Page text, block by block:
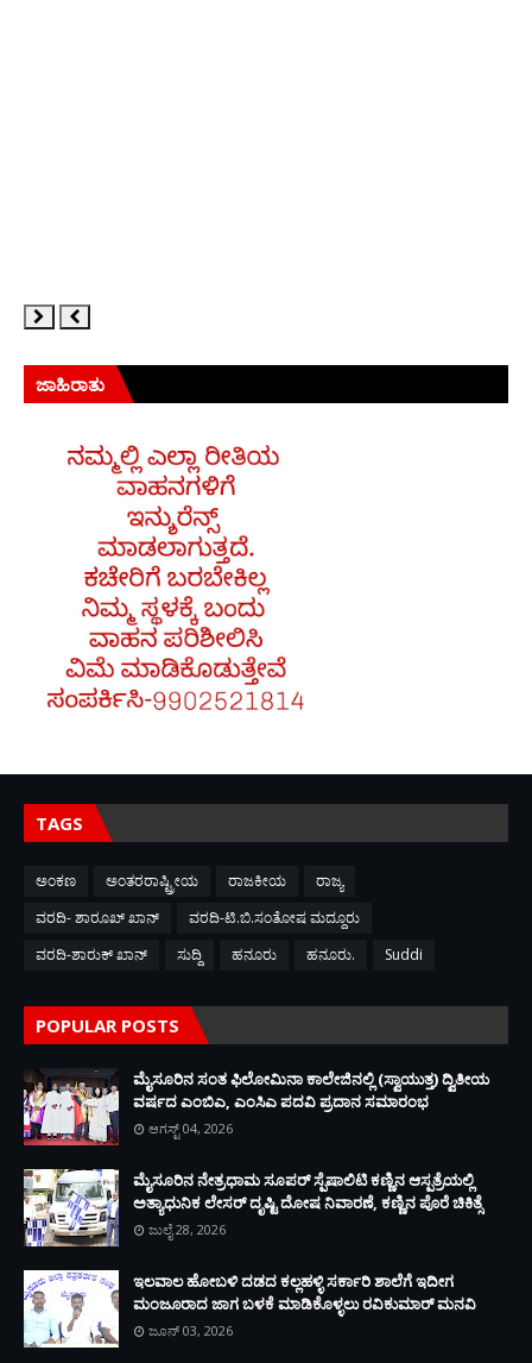
ಜಾಹಿರಾತು
TAGS
ಅಂಕಣ ಅಂತರರಾಷ್ಟ್ರೀಯ ರಾಜಕೀಯ
ರಾಜ್ಯ
ವರದಿ- ಶಾರೂಖ್ ಖಾನ್
ವರದಿ-ಟಿ.ಬಿ.ಸಂತೋಷ ಮದ್ದೂರು
ವರದಿ-ಶಾರುಕ್ ಖಾನ್
ಸುದ್ದಿ ಹನೂರು ಹನೂರು. Suddi
POPULAR POSTS
ಮೈಸೂರಿನ ಸಂತ ಫಿಲೋಮಿನಾ ಕಾಲೇಜಿನಲ್ಲಿ (ಸ್ವಾಯುತ್ತ) ದ್ವಿತೀಯ
ವರ್ಷದ ಎಂಬಿಎ, ಎಂಸಿಎ ಪದವಿ ಪ್ರದಾನ ಸಮಾರಂಭ
ಆಗಸ್ಟ್ 04, 2026
ಮೈಸೂರಿನ ನೇತ್ರಧಾಮ ಸೂಪರ್ ಸ್ಪೆಷಾಲಿಟಿ ಕಣ್ಣಿನ ಆಸ್ಪತ್ರೆಯಲ್ಲಿ
ಅತ್ಯಾಧುನಿಕ ಲೇಸರ್ ದೃಷ್ಟಿ ದೋಷ ನಿವಾರಣೆ, ಕಣ್ಣಿನ ಪೊರೆ ಚಿಕಿತ್ಸೆ
ಜುಲೈ 28, 2026
ಇಲವಾಲ ಹೋಬಳಿ ದಡದ ಕಲ್ಲಹಳ್ಳಿ ಸರ್ಕಾರಿ ಶಾಲೆಗೆ ಇದೀಗ
ಮಂಜೂರಾದ ಜಾಗ ಬಳಕೆ ಮಾಡಿಕೊಳ್ಳಲು ರವಿಕುಮಾರ್ ಮನವಿ
ಜೂನ್ 03, 2026